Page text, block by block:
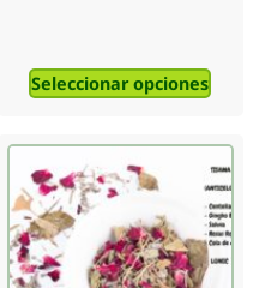
Seleccionar opciones